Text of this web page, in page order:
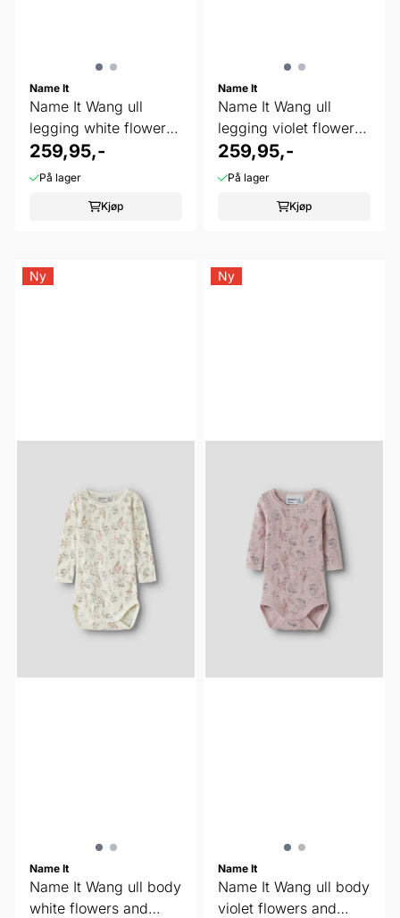
Name It
Name It Wang ull
legging white flowers
and leafs
259,95,-
På lager
Kjøp
Name It
Name It Wang ull
legging violet flowers
and leafs
259,95,-
På lager
Kjøp
Ny
Name It
Name It Wang ull body
white flowers and
Ny
Name It
Name It Wang ull body
violet flowers and